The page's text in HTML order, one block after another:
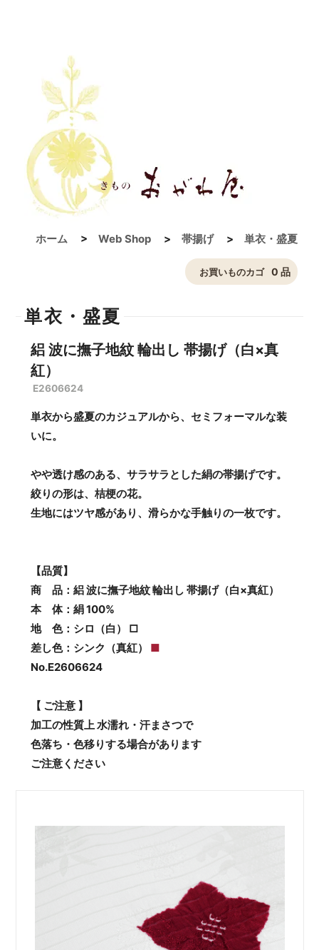
ホーム > Web Shop > 帯揚げ > 単衣・盛夏
お買いものカゴ 0 品
単衣・盛夏
絽 波に撫子地紋 輪出し 帯揚げ（白×真
紅）
E2606624
単衣から盛夏のカジュアルから、セミフォーマルな装
いに。
やや透け感のある、サラサラとした絹の帯揚げです。
絞りの形は、桔梗の花。
生地にはツヤ感があり、滑らかな手触りの一枚です。
【品質】
商 品：絽 波に撫子地紋 輪出し 帯揚げ（白×真紅）
本 体：絹 100%
地 色：シロ（白） □
差し色：シンク（真紅）
■
No.E2606624
【 ご注意 】
加工の性質上 水濡れ・汗まさつで
色落ち・色移りする場合があります
ご注意ください